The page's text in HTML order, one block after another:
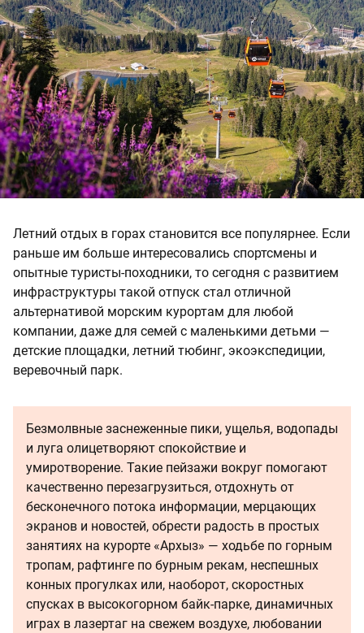
Летний отдых в горах становится все популярнее. Если
раньше им больше интересовались спортсмены и
опытные туристы-походники, то сегодня с развитием
инфраструктуры такой отпуск стал отличной
альтернативой морским курортам для любой
компании, даже для семей с маленькими детьми —
детские площадки, летний тюбинг, экоэкспедиции,
веревочный парк.
Безмолвные заснеженные пики, ущелья, водопады
и луга олицетворяют спокойствие и
умиротворение. Такие пейзажи вокруг помогают
качественно перезагрузиться, отдохнуть от
бесконечного потока информации, мерцающих
экранов и новостей, обрести радость в простых
занятиях на курорте «Архыз» — ходьбе по горным
тропам, рафтинге по бурным рекам, неспешных
конных прогулках или, наоборот, скоростных
спусках в высокогорном байк-парке, динамичных
играх в лазертаг на свежем воздухе, любовании